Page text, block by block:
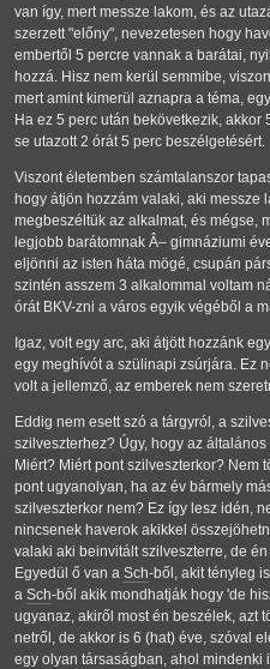
van így, mert messze lakom, és az
szerzett "előny", nevezetesen hogy
embertől 5 percre vannak a barátai,
hozzá. Hisz nem kerül semmibe,
mert amint kimerül aznapra a téma,
Ha ez 5 perc után bekövetkezik, akkor
se utazott 2 órát 5 perc beszélgetésért.
Viszont életemben számtalanszor
hogy átjön hozzám valaki, aki messze
megbeszéltük az alkalmat, és mégse,
legjobb barátomnak Â– gimnáziumi
eljönni az isten háta mögé, csupán
szintén asszem 3 alkalommal voltam
órát BKV-zni a város egyik végéből a
Igaz, volt egy arc, aki átjött hozzánk
egy meghívót a szülinapi zsúrjára. Ez
volt a jellemző, az emberek nem
Eddig nem esett szó a tárgyról, a
szilveszterhez? Úgy, hogy az
Miért? Miért pont szilveszterkor? Nem
pont ugyanolyan, ha az év bármely
szilveszterkor nem? Ez így lesz idén,
nincsenek haverok akikkel
valaki aki beinvitált szilveszterre, de
Egyedül ő van a Sch-ből, akit tényleg
a Sch-ből akik mondhatják hogy 'de
ugyanaz, akiről most én beszélek, azt
netről, de akkor is 6 (hat) éve, szóval
egy olyan társaságban, ahol mindenki